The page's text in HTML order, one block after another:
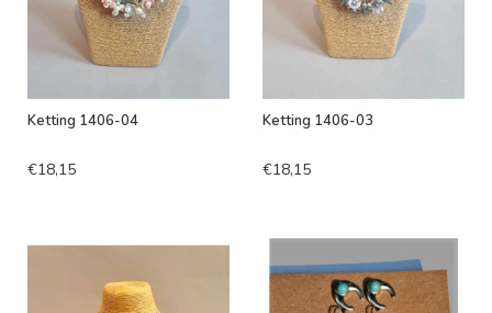
Ketting 1406-04
€18,15
Ketting 1406-03
€18,15